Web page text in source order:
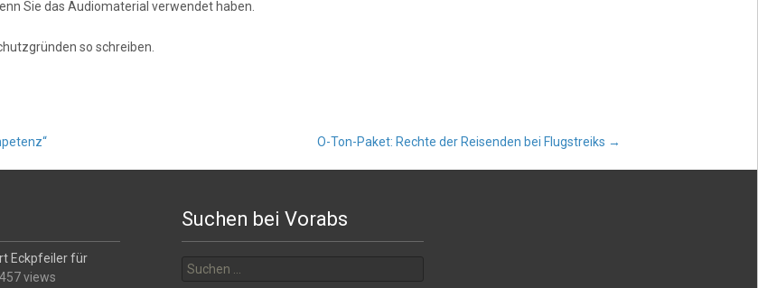
Sie das Audiomaterial verwendet haben.
so schreiben.
O-Ton-Paket: Rechte der Reisenden bei Flugstreiks →
Eckpfeiler für
views
Suchen bei Vorabs
nach: